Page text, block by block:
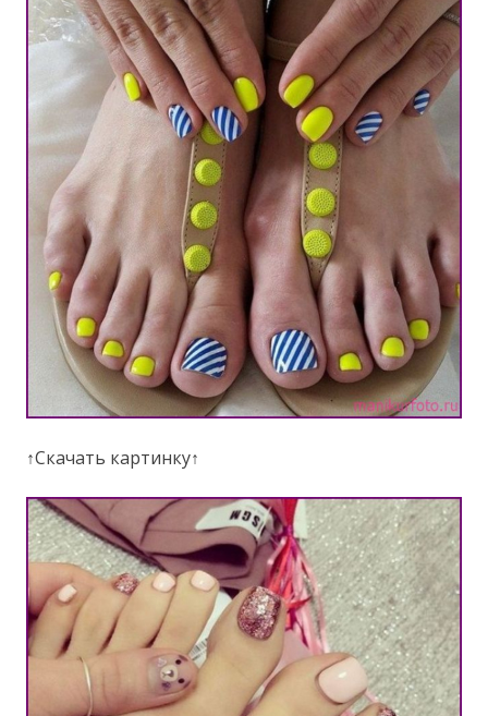
↑Скачать картинку↑